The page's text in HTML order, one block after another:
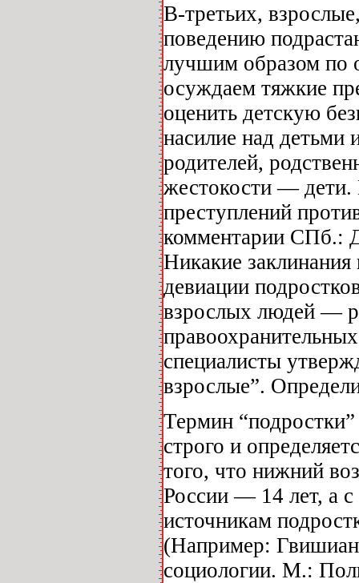
В-третьих,
поведению
лучшим образом по
осуждаем тяжкие
оценить детскую
насилие над детьми
родителей,
жестокости — дети.
преступлений
комментарии СПб.:
Никакие заклинания
девиации
взрослых людей —
специалисты
взрослые”.
Термин
строго и
того, что нижний
России — 14 лет, а с
источникам
(Например:
социологии. М.: